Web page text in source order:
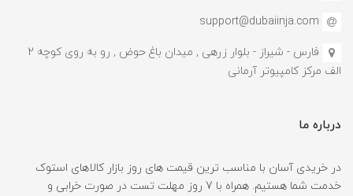
support@dubaiinja.com
فارس - شیراز - بلوار زرهی , میدان باغ حوض , رو به روی کوچه 2
الف مرکز کامپیوتر آرمانی
درباره ما
در خریدی آسان با مناسب ترین قیمت های روز بازار کالاهای استوک
خدمت شما هستیم. همراه با 7 روز مهلت تست در صورت خرابی و